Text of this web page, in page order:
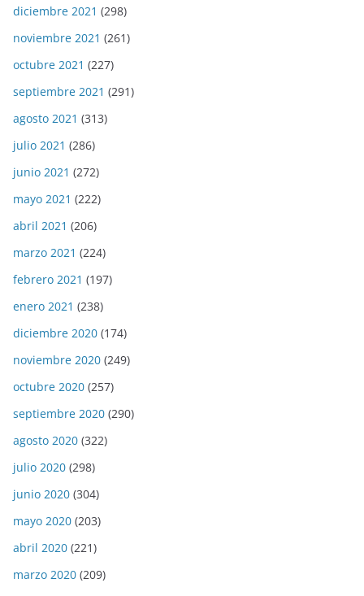
diciembre 2021 (298)
noviembre 2021 (261)
octubre 2021 (227)
septiembre 2021 (291)
agosto 2021 (313)
julio 2021 (286)
junio 2021 (272)
mayo 2021 (222)
abril 2021 (206)
marzo 2021 (224)
febrero 2021 (197)
enero 2021 (238)
diciembre 2020 (174)
noviembre 2020 (249)
octubre 2020 (257)
septiembre 2020 (290)
agosto 2020 (322)
julio 2020 (298)
junio 2020 (304)
mayo 2020 (203)
abril 2020 (221)
marzo 2020 (209)